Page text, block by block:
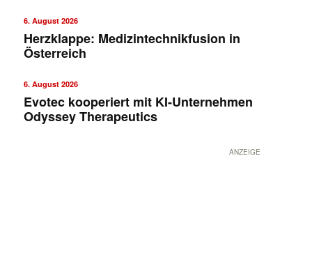
6. August 2026
Herzklappe: Medizintechnikfusion in
Österreich
6. August 2026
Evotec kooperiert mit KI-Unternehmen
Odyssey Therapeutics
ANZEIGE